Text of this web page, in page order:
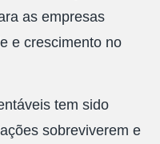
as empresas
e crescimento no
tem sido
sobreviverem e